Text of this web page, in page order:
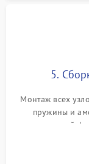
5.
Монтаж всех
пружины и
надежной
герметиком для